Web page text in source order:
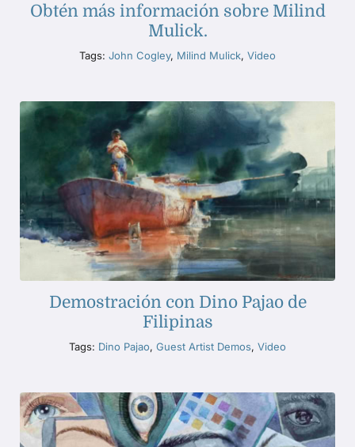
Obtén más información sobre Milind
Mulick.
Tags: John Cogley, Milind Mulick, Video
Demostración con Dino Pajao de
Filipinas
Tags: Dino Pajao, Guest Artist Demos, Video